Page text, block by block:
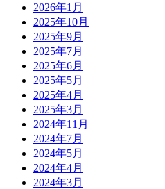
2026年1月
2025年10月
2025年9月
2025年7月
2025年6月
2025年5月
2025年4月
2025年3月
2024年11月
2024年7月
2024年5月
2024年4月
2024年3月